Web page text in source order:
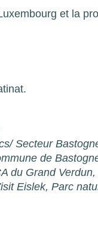
et la
Secteur
de
du Grand
Eislek, Parc